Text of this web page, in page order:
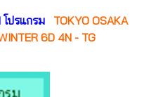
โปรแกรม
TOKYO OSAKA
6D 4N - TG